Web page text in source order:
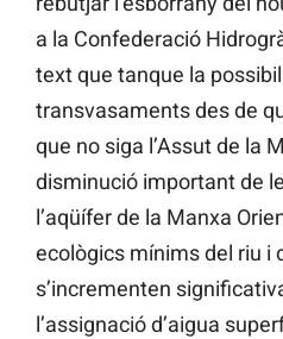
a la Confederació
text que tanque la
transvasaments des de
que no siga l’Assut de la
disminució important de
l’aqüífer de la Manxa
ecològics mínims del riu i
s’incrementen
l’assignació d’aigua